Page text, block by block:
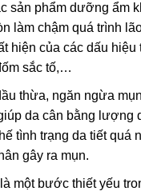
sản phẩm dưỡng ẩm
làm chậm quá trình
hiện của các dấu hiệu
sắc tố,…
thừa, ngăn ngừa
da cân bằng lượng
tình trạng da tiết quá
gây ra mụn.
một bước thiết yếu